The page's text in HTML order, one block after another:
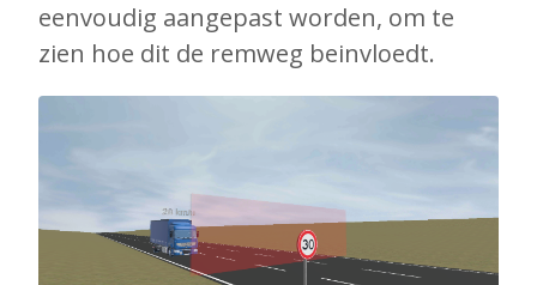
eenvoudig aangepast worden, om te
zien hoe dit de remweg beinvloedt.